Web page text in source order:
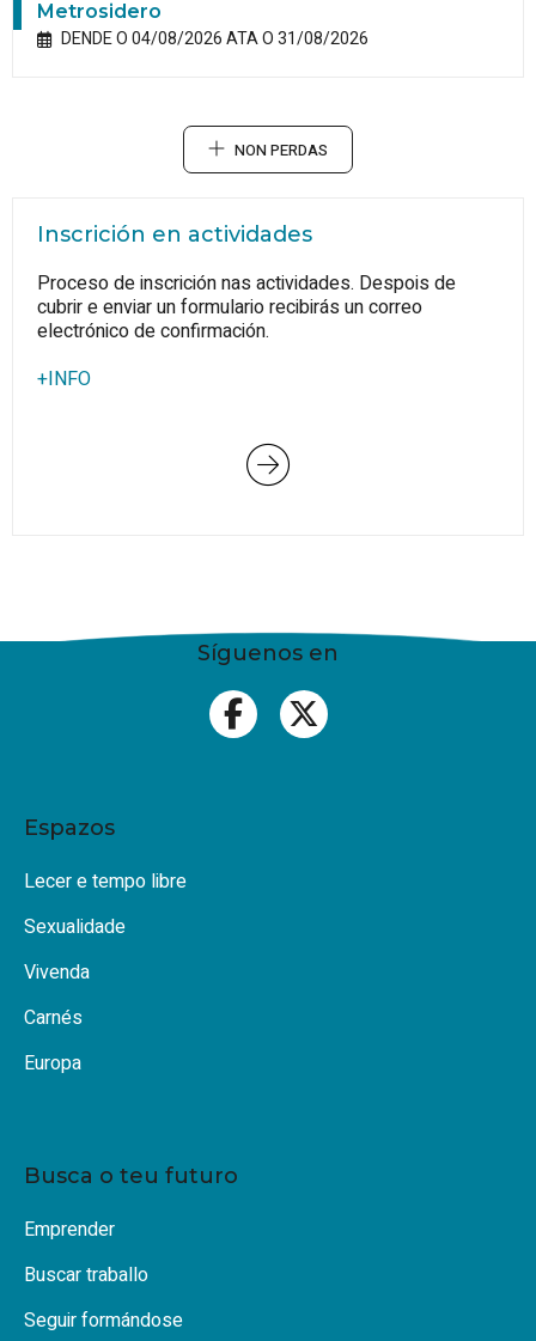
Metrosidero
DENDE O 04/08/2026 ATA O 31/08/2026
NON PERDAS
Inscrición en actividades
Proceso de inscrición nas actividades. Despois de
cubrir e enviar un formulario recibirás un correo
electrónico de confirmación.
+INFO
Síguenos en
Espazos
Lecer e tempo libre
Sexualidade
Vivenda
Carnés
Europa
Busca o teu futuro
Emprender
Buscar traballo
Seguir formándose